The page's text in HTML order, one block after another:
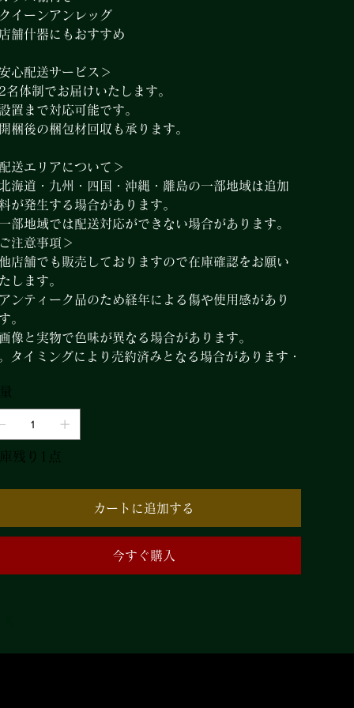
クイーンアンレッグ
店舗什器にもおすすめ
心配送サービス＞
2名体制でお届けいたします。
設置まで対応可能です。
開梱後の梱包材回収も承ります。
送エリアについて＞
北海道・九州・四国・沖縄・離島の一部地域は追加
が発生する場合があります。
一部地域では配送対応ができない場合があります。
注意事項＞
他店舗でも販売しておりますので在庫確認をお願い
します。
アンティーク品のため経年による傷や使用感があり
。
画像と実物で色味が異なる場合があります。
・タイミングにより売約済みとなる場合があります。
残り1点
カートに追加する
今すぐ購入